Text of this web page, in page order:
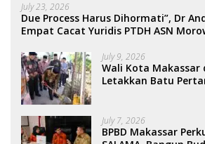
July 23, 2026
Due Process Harus Dihormati”, Dr
Empat Cacat Yuridis PTDH ASN
July 9, 2026
Wali Kota Makassar
Letakkan Batu
July 7, 2026
BPBD Makassar